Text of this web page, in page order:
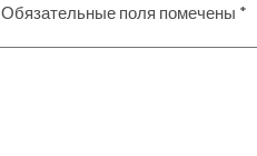
Обязательные поля помечены *